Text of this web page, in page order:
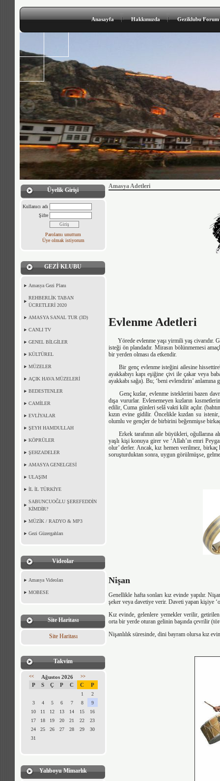
Anasayfa Hakkımızda Geziklubu Forum
Üyelik Girişi
Kullanıcı adı
Şifre
Parolamı unuttum
Üye olmak istiyorum
GEZİ KLUBU
Amasya Gezi Planı
REHBERLİK TABAN
ÜCRETLERİ 2020
AMASYA SANAL TUR (3D)
CANLI TV
GENEL BİLGİLER
KÜLTÜREL
MÜZELER
AÇIK HAVA MÜZELERİ
BEDESTENLER
CAMİLER
EVLİYALAR
ŞEYH HAMDULLAH
KÖPRÜLER
ŞEHZADELER
AMASYA GENELGESİ
ULAŞIM
İL İL TÜRKİYE
SABUNCUOĞLU ŞEREFEDDİN
KİMDİR?
MÜZİK / RADYO & MP3
Gezi Güzergahları
Videolar
Amasya Videoları
MOBESE
Site Haritası
Site Haritası
Takvim
<< Ağustos 2026 >>
P S Ç P C C P
1
2
3
4 5 6 7 8
9
10
11 12 13 14 15
16
17
18 19 20 21 22
23
24
25 26 27 28 29
30
31
Yalıboyu Mimarlık
Amasya Adetleri
Evlenme Adetleri
Yörede evlenme yaşı yirmili yaş civarıdır.
isteği ön plandadır. Mirasın bölünmemesi
bir yerden olması da etkendir.
Bir genç evlenme isteğini ailesine
ayakkabıyı kapı eşiğine çivi ile çakar veya
ayakkabı sağa). Bu; ‘beni evlendirin’ anlamına
Genç kızlar, evlenme isteklerini bazen
dışa vururlar. Evlenemeyen kızların
edilir, Cuma günleri selâ vakti kilit açılır.
kızın evine gidilir. Öncelikle kızdan su
olumlu ve gençler de birbirini beğenmişse
Erkek tarafının aile büyükleri, oğullarına
yaşlı kişi konuya girer ve ‘Allah’ın emri
olur’ derler. Ancak, kız hemen verilmez, birkaç
soruşturduktan sonra, uygun görülmüşse,
Nişan
Genellikle hafta sonları kız evinde yapılır.
şeker veya davetiye verir. Daveti yapan kişiye
Kız evinde, gelenlere yemekler verilir,
orta bir yerde oturan gelinin başında çevrilir
Nişanlılık süresinde, dini bayram olursa kız